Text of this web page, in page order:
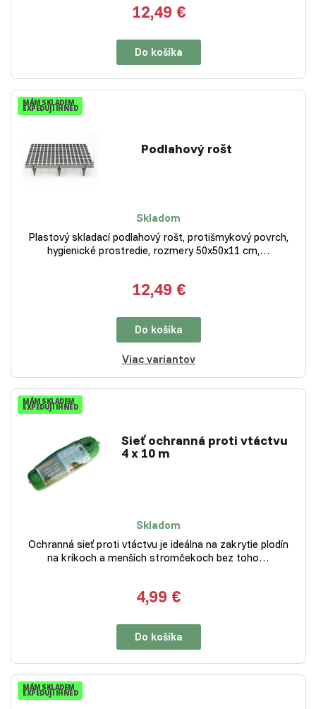
12,49 €
Do košíka
MÁM SKLADEM
EXPEDUJI IHNED
Podlahový rošt
Skladom
Plastový skladací podlahový rošt, protišmykový povrch,
hygienické prostredie, rozmery 50x50x11 cm,…
12,49 €
Do košíka
Viac variantov
MÁM SKLADEM
EXPEDUJI IHNED
Sieť ochranná proti vtáctvu
4 x 10 m
Skladom
Ochranná sieť proti vtáctvu je ideálna na zakrytie plodín
na kríkoch a menších stromčekoch bez toho…
4,99 €
Do košíka
MÁM SKLADEM
EXPEDUJI IHNED